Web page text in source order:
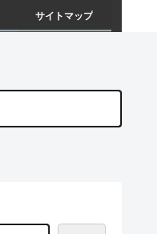
サイトマップ